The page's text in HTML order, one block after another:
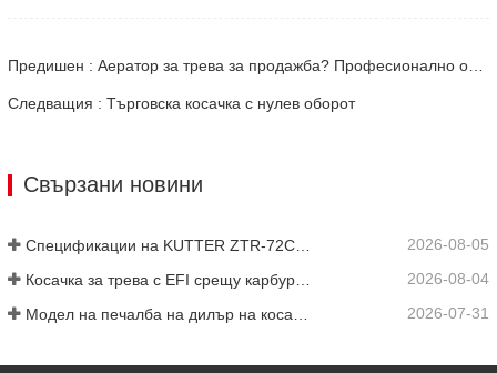
Следващия : Търговска косачка с нулев оборот
Свързани новини
2026-08-05
2026-08-04
Модел на печалба на дилър на косачки с нулев завой: Маржове и калкулатор за ROI 2026-07-31